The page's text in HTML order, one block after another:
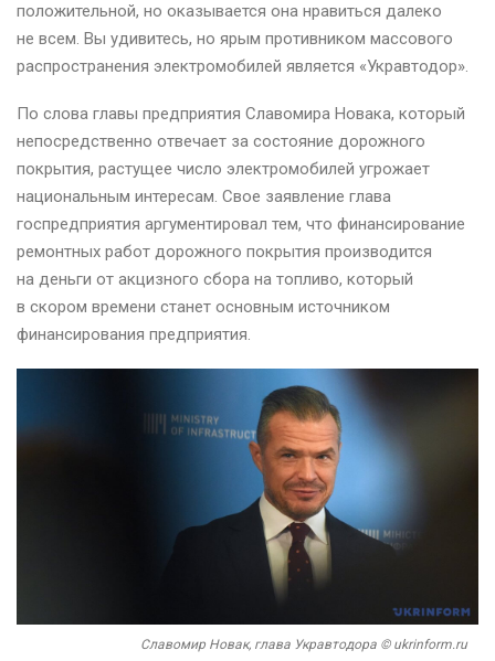
положительной, но оказывается она нравиться далеко
не всем. Вы удивитесь, но ярым противником массового
распространения электромобилей является «Укравтодор».
По слова главы предприятия Славомира Новака, который
непосредственно отвечает за состояние дорожного
покрытия, растущее число электромобилей угрожает
национальным интересам. Свое заявление глава
госпредприятия аргументировал тем, что финансирование
ремонтных работ дорожного покрытия производится
на деньги от акцизного сбора на топливо, который
в скором времени станет основным источником
финансирования предприятия.
Славомир Новак, глава Укравтодора © ukrinform.ru